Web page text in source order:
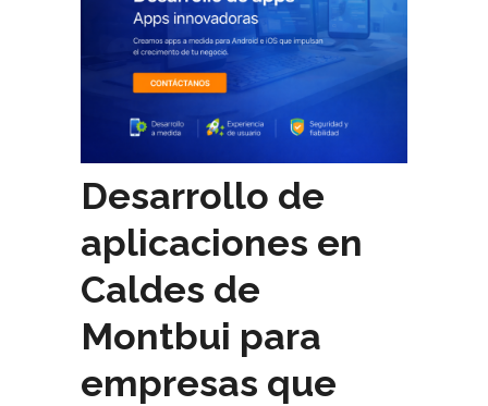
Desarrollo de
aplicaciones en
Caldes de
Montbui para
empresas que